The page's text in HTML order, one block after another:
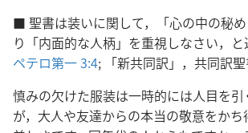
■ 聖書は装いに関して，「心の中の秘
り「内面的な人柄」を重視しなさい，
ペテロ第一 3:4; 「新共同訳」，共同訳聖
慎みの欠けた服装は一時的には人目を
が，大人や友達からの本当の敬意をか